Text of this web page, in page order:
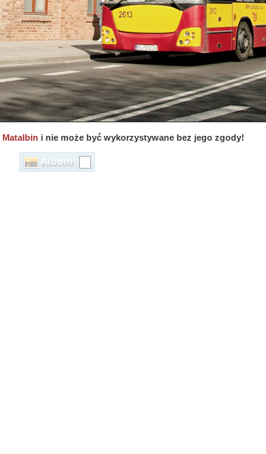
Matalbin i nie może być wykorzystywane bez jego zgody!